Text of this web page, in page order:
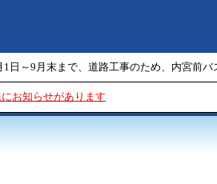
1日～9月末まで、道路工事のため、内宮前バ
お知らせがあります